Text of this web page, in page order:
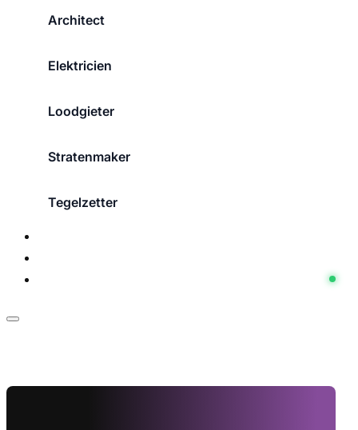
Architect
Elektricien
Loodgieter
Stratenmaker
Tegelzetter